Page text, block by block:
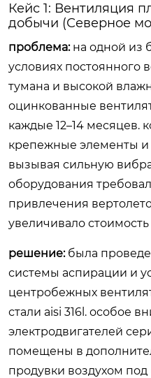
Кейс 1: Вентиляция
добычи (Северное
проблема:на одной из
условиях постоянного
тумана и высокой
оцинкованные
каждые 12–14 месяцев.
крепежные элементы и
вызывая сильную
оборудования
привлечения
увеличивало
решение:была
системы аспирации и
центробежных
стали aisi 316l. особое
электродвигателей
помещены в
продувки воздухом